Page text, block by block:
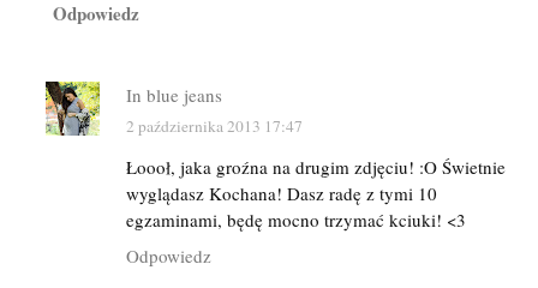
Odpowiedz
In blue jeans
2 października 2013 17:47
Łoooł, jaka groźna na drugim zdjęciu! :O Świetnie
wyglądasz Kochana! Dasz radę z tymi 10
egzaminami, będę mocno trzymać kciuki! <3
Odpowiedz